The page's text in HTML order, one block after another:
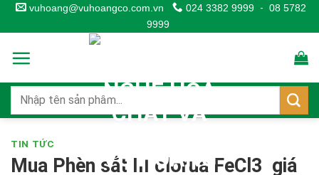
Skip
to
content
vuhoang@vuhoangco.com.vn 024 3382 9999 - 08 5782
9999
TIN TỨC
Mua Phèn sắt III clorua FeCl3 giá